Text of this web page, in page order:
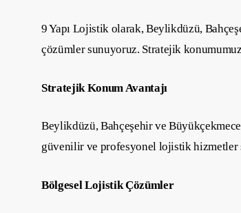
9 Yapı Lojistik olarak, Beylikdüzü,
çözümler sunuyoruz. Stratejik konumumuz
Stratejik Konum Avantajı
Beylikdüzü, Bahçeşehir ve
güvenilir ve profesyonel lojistik hizmetler
Bölgesel Lojistik Çözümler